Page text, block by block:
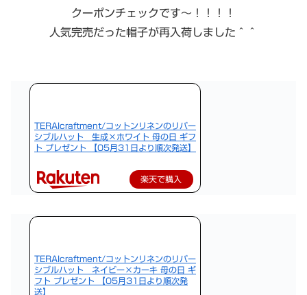
クーポンチェックです〜！！！！
人気完売だった帽子が再入荷しました＾＾
TERAIcraftment/コットンリネンのリバー
シブルハット 生成×ホワイト 母の日 ギフ
ト プレゼント 【05月31日より順次発送】
楽天で購入
TERAIcraftment/コットンリネンのリバー
シブルハット ネイビー×カーキ 母の日 ギ
フト プレゼント 【05月31日より順次発
送】